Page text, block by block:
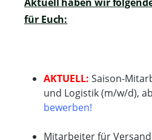
für Euch:
AKTUELL: Saison-
und Logistik (m/w/d),
bewerben!
Mitarbeiter für